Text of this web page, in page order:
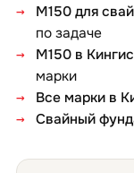
М150 для
по задаче
М150 в
марки
Все марки в
Свайный